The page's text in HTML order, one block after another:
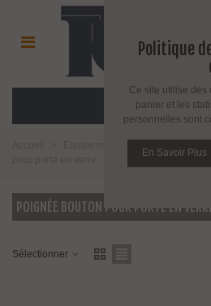
MENU
POIGNÉE BOUTON POUR PORTE EN
Sélectionner
Politique
Ce site utilise des
panier et les
personnelles sont
En Savoir Plus